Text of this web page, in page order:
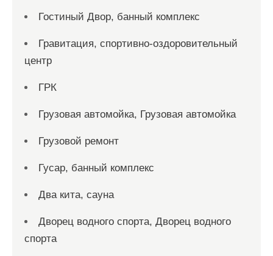
Гостиный Двор, банный комплекс
Гравитация, спортивно-оздоровительный
центр
ГРК
Грузовая автомойка, Грузовая автомойка
Грузовой ремонт
Гусар, банный комплекс
Два кита, сауна
Дворец водного спорта, Дворец водного
спорта